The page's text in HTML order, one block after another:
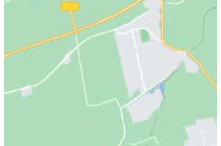
Anti âge liftant fermeté
Ce soin sensoriel anti-âge est conçu pour offrir une
technologies avancées ce qui permet d'obtenir une peau
Cure de 5 soins dont 1 offert : 49
Anti-âge repulpant complet
Soin anti âge complet : gommée, réhydratée, stimulée : la
Cure de 5 soins dont 1 offert :400€320€.
80
65 min